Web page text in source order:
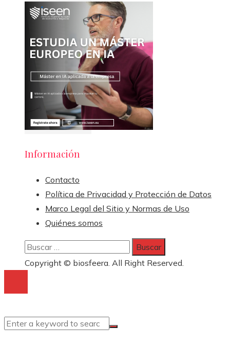
Información
Contacto
Política de Privacidad y Protección de Datos
Marco Legal del Sitio y Normas de Uso
Quiénes somos
Buscar:
Copyright © biosfeera. All Right Reserved.